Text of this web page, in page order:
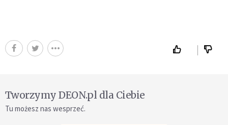
Tworzymy DEON.pl dla Ciebie
Tu możesz nas wesprzeć.